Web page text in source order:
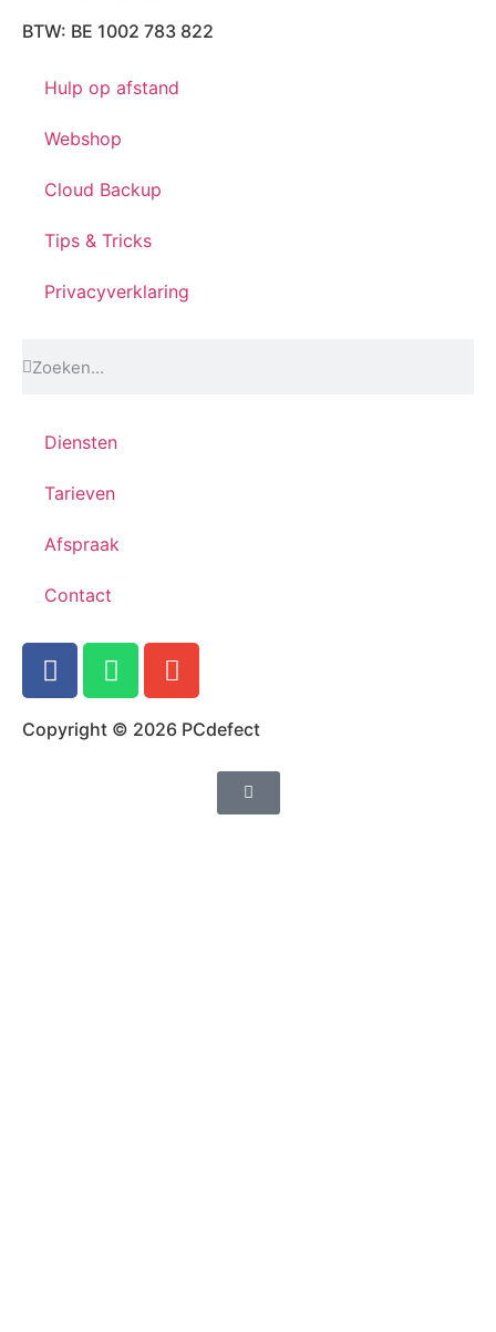
BTW: BE 1002 783 822
Hulp op afstand
Webshop
Cloud Backup
Tips & Tricks
Privacyverklaring
Diensten
Tarieven
Afspraak
Contact
Copyright © 2026 PCdefect